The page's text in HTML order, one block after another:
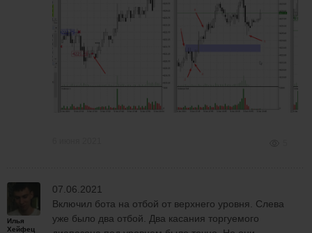
Илья
Хейфец
07.06.2021
Включил бота на отбой от верхнего уровня. Слева
уже было два отбой. Два касания торгуемого